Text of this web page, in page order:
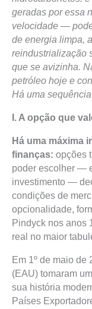
geradas por essa
velocidade —
de energia limpa,
reindustrialização
que se avizinha.
petróleo hoje e
Há uma
I. A opção que
Há uma máxima
finanças: opções
poder escolher —
investimento —
condições de
opcionalidade,
Pindyck nos anos
real no maior
Em 1º de maio
(EAU) tomaram
sua história
Países